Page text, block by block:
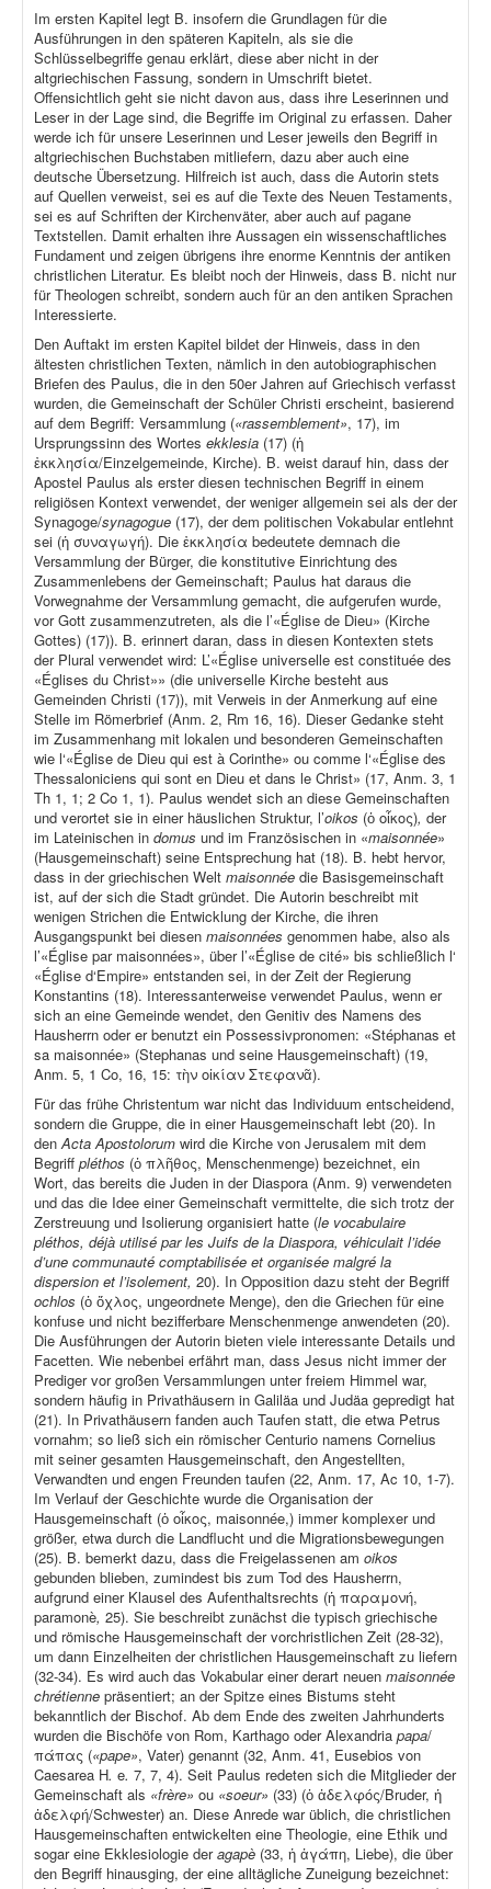
Im ersten Kapitel legt B. insofern die Grundlagen für die
Ausführungen in den späteren Kapiteln, als sie die
Schlüsselbegriffe genau erklärt, diese aber nicht in der
altgriechischen Fassung, sondern in Umschrift bietet.
Offensichtlich geht sie nicht davon aus, dass ihre Leserinnen und
Leser in der Lage sind, die Begriffe im Original zu erfassen. Daher
werde ich für unsere Leserinnen und Leser jeweils den Begriff in
altgriechischen Buchstaben mitliefern, dazu aber auch eine
deutsche Übersetzung. Hilfreich ist auch, dass die Autorin stets
auf Quellen verweist, sei es auf die Texte des Neuen Testaments,
sei es auf Schriften der Kirchenväter, aber auch auf pagane
Textstellen. Damit erhalten ihre Aussagen ein wissenschaftliches
Fundament und zeigen übrigens ihre enorme Kenntnis der antiken
christlichen Literatur. Es bleibt noch der Hinweis, dass B. nicht nur
für Theologen schreibt, sondern auch für an den antiken Sprachen
Interessierte.
Den Auftakt im ersten Kapitel bildet der Hinweis, dass in den
ältesten christlichen Texten, nämlich in den autobiographischen
Briefen des Paulus, die in den 50er Jahren auf Griechisch verfasst
wurden, die Gemeinschaft der Schüler Christi erscheint, basierend
auf dem Begriff: Versammlung («rassemblement», 17), im
Ursprungssinn des Wortes ekklesia (17) (ἡ
ἐκκλησία/Einzelgemeinde, Kirche). B. weist darauf hin, dass der
Apostel Paulus als erster diesen technischen Begriff in einem
religiösen Kontext verwendet, der weniger allgemein sei als der der
Synagoge/synagogue (17), der dem politischen Vokabular entlehnt
sei (ἡ συναγωγή). Die ἐκκλησία bedeutete demnach die
Versammlung der Bürger, die konstitutive Einrichtung des
Zusammenlebens der Gemeinschaft; Paulus hat daraus die
Vorwegnahme der Versammlung gemacht, die aufgerufen wurde,
vor Gott zusammenzutreten, als die l’«Église de Dieu» (Kirche
Gottes) (17)). B. erinnert daran, dass in diesen Kontexten stets
der Plural verwendet wird: L’«Église universelle est constituée des
«Églises du Christ»» (die universelle Kirche besteht aus
Gemeinden Christi (17)), mit Verweis in der Anmerkung auf eine
Stelle im Römerbrief (Anm. 2, Rm 16, 16). Dieser Gedanke steht
im Zusammenhang mit lokalen und besonderen Gemeinschaften
wie l‘«Église de Dieu qui est à Corinthe» ou comme l‘«Église des
Thessaloniciens qui sont en Dieu et dans le Christ» (17, Anm. 3, 1
Th 1, 1; 2 Co 1, 1). Paulus wendet sich an diese Gemeinschaften
und verortet sie in einer häuslichen Struktur, l’oikos (ὁ οἶκος), der
im Lateinischen in domus und im Französischen in «maisonnée»
(Hausgemeinschaft) seine Entsprechung hat (18). B. hebt hervor,
dass in der griechischen Welt maisonnée die Basisgemeinschaft
ist, auf der sich die Stadt gründet. Die Autorin beschreibt mit
wenigen Strichen die Entwicklung der Kirche, die ihren
Ausgangspunkt bei diesen maisonnées genommen habe, also als
l’«Église par maisonnées», über l’«Église de cité» bis schließlich l‘
«Église d‘Empire» entstanden sei, in der Zeit der Regierung
Konstantins (18). Interessanterweise verwendet Paulus, wenn er
sich an eine Gemeinde wendet, den Genitiv des Namens des
Hausherrn oder er benutzt ein Possessivpronomen: «Stéphanas et
sa maisonnée» (Stephanas und seine Hausgemeinschaft) (19,
Anm. 5, 1 Co, 16, 15: τὴν οἰκίαν Στεφανᾶ).
Für das frühe Christentum war nicht das Individuum entscheidend,
sondern die Gruppe, die in einer Hausgemeinschaft lebt (20). In
den Acta Apostolorum wird die Kirche von Jerusalem mit dem
Begriff pléthos (ὁ πλῆθος, Menschenmenge) bezeichnet, ein
Wort, das bereits die Juden in der Diaspora (Anm. 9) verwendeten
und das die Idee einer Gemeinschaft vermittelte, die sich trotz der
Zerstreuung und Isolierung organisiert hatte (le vocabulaire
pléthos, déjà utilisé par les Juifs de la Diaspora, véhiculait l’idée
d’une communauté comptabilisée et organisée malgré la
dispersion et l’isolement, 20). In Opposition dazu steht der Begriff
ochlos (ὁ ὄχλος, ungeordnete Menge), den die Griechen für eine
konfuse und nicht bezifferbare Menschenmenge anwendeten (20).
Die Ausführungen der Autorin bieten viele interessante Details und
Facetten. Wie nebenbei erfährt man, dass Jesus nicht immer der
Prediger vor großen Versammlungen unter freiem Himmel war,
sondern häufig in Privathäusern in Galiläa und Judäa gepredigt hat
(21). In Privathäusern fanden auch Taufen statt, die etwa Petrus
vornahm; so ließ sich ein römischer Centurio namens Cornelius
mit seiner gesamten Hausgemeinschaft, den Angestellten,
Verwandten und engen Freunden taufen (22, Anm. 17, Ac 10, 1-7).
Im Verlauf der Geschichte wurde die Organisation der
Hausgemeinschaft (ὁ οἶκος, maisonnée,) immer komplexer und
größer, etwa durch die Landflucht und die Migrationsbewegungen
(25). B. bemerkt dazu, dass die Freigelassenen am oikos
gebunden blieben, zumindest bis zum Tod des Hausherrn,
aufgrund einer Klausel des Aufenthaltsrechts (ἡ παραμονή,
paramonè, 25). Sie beschreibt zunächst die typisch griechische
und römische Hausgemeinschaft der vorchristlichen Zeit (28-32),
um dann Einzelheiten der christlichen Hausgemeinschaft zu liefern
(32-34). Es wird auch das Vokabular einer derart neuen maisonnée
chrétienne präsentiert; an der Spitze eines Bistums steht
bekanntlich der Bischof. Ab dem Ende des zweiten Jahrhunderts
wurden die Bischöfe von Rom, Karthago oder Alexandria papa/
πάπας («pape», Vater) genannt (32, Anm. 41, Eusebios von
Caesarea H. e. 7, 7, 4). Seit Paulus redeten sich die Mitglieder der
Gemeinschaft als «frère» ou «soeur» (33) (ὁ ἀδελφός/Bruder, ἡ
ἀδελφή/Schwester) an. Diese Anrede war üblich, die christlichen
Hausgemeinschaften entwickelten eine Theologie, eine Ethik und
sogar eine Ekklesiologie deragapè (33, ἡ ἀγάπη, Liebe), die über
den Begriff hinausging, der eine alltägliche Zuneigung bezeichnet: